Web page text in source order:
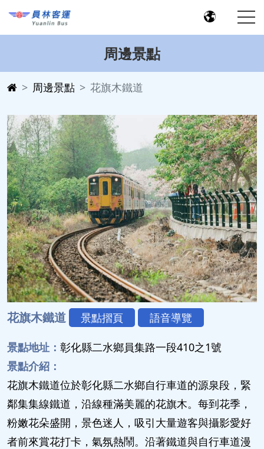
周邊景點
周邊景點 花旗木鐵道
花旗木鐵道 景點摺頁 語音導覽
景點地址： 彰化縣二水鄉員集路一段410之1號
景點介紹：
花旗木鐵道位於彰化縣二水鄉自行車道的源泉段，緊
鄰集集線鐵道，沿線種滿美麗的花旗木。每到花季，
粉嫩花朵盛開，景色迷人，吸引大量遊客與攝影愛好
者前來賞花打卡，氣氛熱鬧。沿著鐵道與自行車道漫